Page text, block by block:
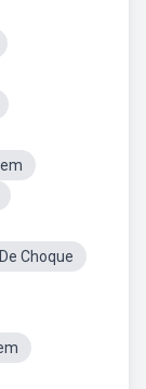
Choque